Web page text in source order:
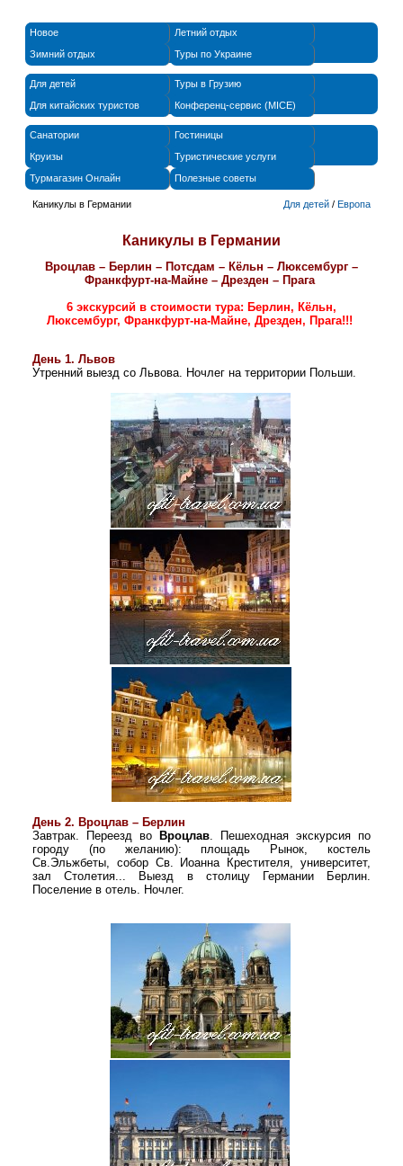
Новое
Летний отдых
Зимний отдых
Туры по Украине
Для детей
Туры в Грузию
Для китайских туристов
Конференц-сервис (MICE)
Санатории
Гостиницы
Круизы
Туристические услуги
Турмагазин Онлайн
Полезные советы
Каникулы в Германии Для детей / Европа
Каникулы в Германии
Вроцлав – Берлин – Потсдам – Кёльн – Люксембург –
Франкфурт-на-Майне – Дрезден – Прага
6 экскурсий в стоимости тура: Берлин, Кёльн,
Люксембург, Франкфурт-на-Майне, Дрезден, Прага!!!
День 1. Львов
Утренний выезд со Львова. Ночлег на территории Польши.
День 2. Вроцлав – Берлин
Завтрак. Переезд во
Вроцлав. Пешеходная экскурсия по
городу (по желанию): площадь Рынок, костель
Св.Эльжбеты, собор Св. Иоанна Крестителя, университет,
зал Столетия... Выезд в столицу Германии Берлин.
Поселение в отель. Ночлег.